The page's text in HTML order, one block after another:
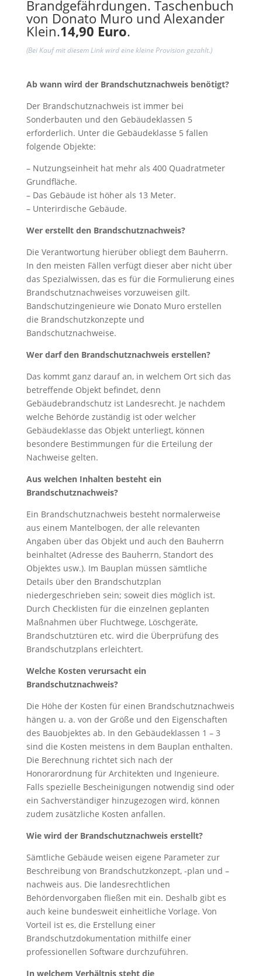
Brandgefährdungen. Taschenbuch
von Donato Muro und Alexander
Klein.14,90 Euro.
(Bei Kauf mit diesem Link wird eine kleine Provision gezahlt.)
Ab wann wird der Brandschutznachweis benötigt?
Der Brandschutznachweis ist immer bei
Sonderbauten und den Gebäudeklassen 5
erforderlich. Unter die Gebäudeklasse 5 fallen
folgende Objekte:
– Nutzungseinheit hat mehr als 400 Quadratmeter
Grundfläche.
– Das Gebäude ist höher als 13 Meter.
– Unterirdische Gebäude.
Wer erstellt den Brandschutznachweis?
Die Verantwortung hierüber obliegt dem Bauherrn.
In den meisten Fällen verfügt dieser aber nicht über
das Spezialwissen, das es für die Formulierung eines
Brandschutznachweises vorzuweisen gilt.
Bandschutzingenieure wie Donato Muro erstellen
die Brandschutzkonzepte und
Bandschutznachweise.
Wer darf den Brandschutznachweis erstellen?
Das kommt ganz darauf an, in welchem Ort sich das
betreffende Objekt befindet, denn
Gebäudebrandschutz ist Landesrecht. Je nachdem
welche Behörde zuständig ist oder welcher
Gebäudeklasse das Objekt unterliegt, können
besondere Bestimmungen für die Erteilung der
Nachweise gelten.
Aus welchen Inhalten besteht ein
Brandschutznachweis?
Ein Brandschutznachweis besteht normalerweise
aus einem Mantelbogen, der alle relevanten
Angaben über das Objekt und auch den Bauherrn
beinhaltet (Adresse des Bauherrn, Standort des
Objektes usw.). Im Bauplan müssen sämtliche
Details über den Brandschutzplan
niedergeschrieben sein; soweit dies möglich ist.
Durch Checklisten für die einzelnen geplanten
Maßnahmen über Fluchtwege, Löschgeräte,
Brandschutztüren etc. wird die Überprüfung des
Brandschutzplans erleichtert.
Welche Kosten verursacht ein
Brandschutznachweis?
Die Höhe der Kosten für einen Brandschutznachweis
hängen u. a. von der Größe und den Eigenschaften
des Bauobjektes ab. In den Gebäudeklassen 1 – 3
sind die Kosten meistens in dem Bauplan enthalten.
Die Berechnung richtet sich nach der
Honorarordnung für Architekten und Ingenieure.
Falls spezielle Bescheinigungen notwendig sind oder
ein Sachverständiger hinzugezogen wird, können
zudem zusätzliche Kosten anfallen.
Wie wird der Brandschutznachweis erstellt?
Sämtliche Gebäude weisen eigene Parameter zur
Beschreibung von Brandschutzkonzept, -plan und –
nachweis aus. Die landesrechtlichen
Behördenvorgaben fließen mit ein. Deshalb gibt es
auch keine bundesweit einheitliche Vorlage. Von
Vorteil ist es, die Erstellung einer
Brandschutzdokumentation mithilfe einer
professionellen Software durchzuführen.
In welchem Verhältnis steht die